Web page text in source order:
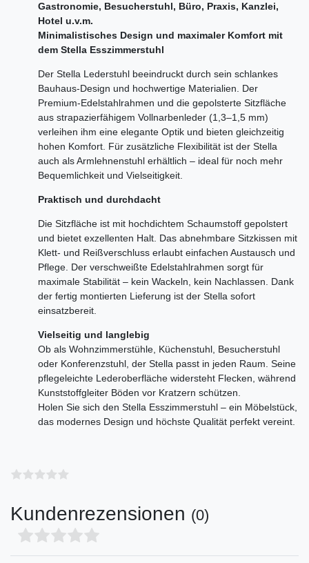
Gastronomie, Besucherstuhl, Büro, Praxis, Kanzlei,
Hotel u.v.m.
Minimalistisches Design und maximaler Komfort mit
dem Stella Esszimmerstuhl
Der Stella Lederstuhl beeindruckt durch sein schlankes
Bauhaus-Design und hochwertige Materialien. Der
Premium-Edelstahlrahmen und die gepolsterte Sitzfläche
aus strapazierfähigem Vollnarbenleder (1,3–1,5 mm)
verleihen ihm eine elegante Optik und bieten gleichzeitig
hohen Komfort. Für zusätzliche Flexibilität ist der Stella
auch als Armlehnenstuhl erhältlich – ideal für noch mehr
Bequemlichkeit und Vielseitigkeit.
Praktisch und durchdacht
Die Sitzfläche ist mit hochdichtem Schaumstoff gepolstert
und bietet exzellenten Halt. Das abnehmbare Sitzkissen mit
Klett- und Reißverschluss erlaubt einfachen Austausch und
Pflege. Der verschweißte Edelstahlrahmen sorgt für
maximale Stabilität – kein Wackeln, kein Nachlassen. Dank
der fertig montierten Lieferung ist der Stella sofort
einsatzbereit.
Vielseitig und langlebig
Ob als Wohnzimmerstühle, Küchenstuhl, Besucherstuhl
oder Konferenzstuhl, der Stella passt in jeden Raum. Seine
pflegeleichte Lederoberfläche widersteht Flecken, während
Kunststoffgleiter Böden vor Kratzern schützen.
Holen Sie sich den Stella Esszimmerstuhl – ein Möbelstück,
das modernes Design und höchste Qualität perfekt vereint.
Kundenrezensionen (0)